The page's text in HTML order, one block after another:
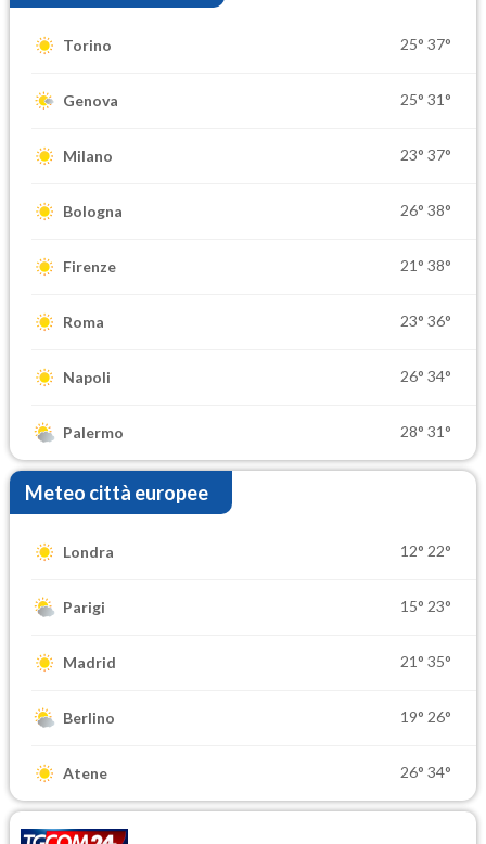
Torino 25° 37°
Genova 25° 31°
Milano 23° 37°
Bologna 26° 38°
Firenze 21° 38°
Roma 23° 36°
Napoli 26° 34°
Palermo 28° 31°
Meteo città europee
Londra 12° 22°
Parigi 15° 23°
Madrid 21° 35°
Berlino 19° 26°
Atene 26° 34°